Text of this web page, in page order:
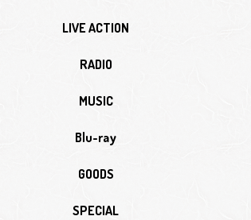
LIVE ACTION
RADIO
MUSIC
Blu-ray
GOODS
SPECIAL